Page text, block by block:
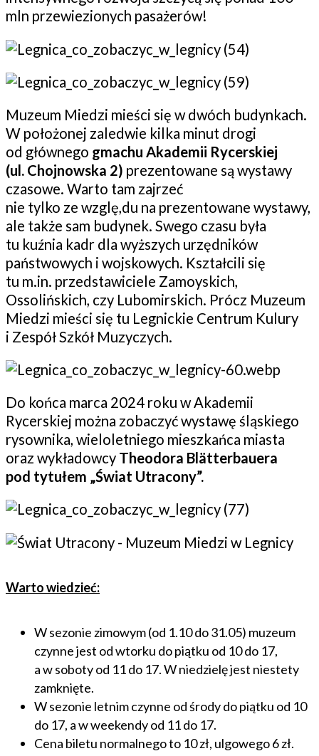
mln przewiezionych pasażerów!
Muzeum Miedzi mieści się w dwóch budynkach.
W położonej zaledwie kilka minut drogi
od głównego gmachu Akademii Rycerskiej
(ul. Chojnowska 2) prezentowane są wystawy
czasowe. Warto tam zajrzeć
nie tylko ze wzglę,du na prezentowane wystawy,
ale także sam budynek. Swego czasu była
tu kuźnia kadr dla wyższych urzędników
państwowych i wojskowych. Kształcili się
tu m.in. przedstawiciele Zamoyskich,
Ossolińskich, czy Lubomirskich. Prócz Muzeum
Miedzi mieści się tu Legnickie Centrum Kulury
i Zespół Szkół Muzyczych.
Do końca marca 2024 roku w Akademii
Rycerskiej można zobaczyć wystawę śląskiego
rysownika, wieloletniego mieszkańca miasta
oraz wykładowcy Theodora Blätterbauera
pod tytułem „Świat Utracony”.
Warto wiedzieć:
W sezonie zimowym (od 1.10 do 31.05) muzeum
czynne jest od wtorku do piątku od 10 do 17,
a w soboty od 11 do 17. W niedzielę jest niestety
zamknięte.
W sezonie letnim czynne od środy do piątku od 10
do 17, a w weekendy od 11 do 17.
Cena biletu normalnego to 10 zł, ulgowego 6 zł.